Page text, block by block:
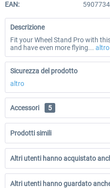
EAN:
Descrizione
Fit your Wheel Stand Pro with
and have even more flying... altro
Sicurezza del prodotto
altro
Accessori 5
Prodotti simili
Altri utenti hanno acquistato
Altri utenti hanno guardato